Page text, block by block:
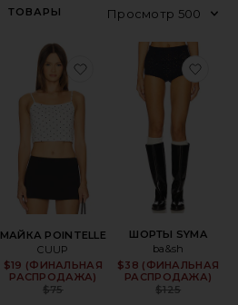
ТОВАРЫ
МАЙКА POINTELLE
CUUP
Sale price:
$19 (ФИНАЛЬНАЯ
РАСПРОДАЖА)
Previous price:
$75
избранноеМАЙКА
ШОРТЫ SYMA
ba&sh
$38 (ФИНАЛЬНАЯ
РАСПРОДАЖА)
$125